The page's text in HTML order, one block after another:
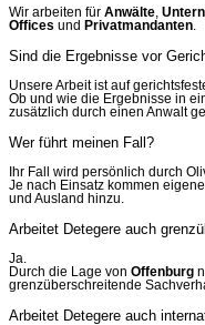
Wir arbeiten für Anwälte
Offices und Privatmandanten
Sind die Ergebnisse vor
Unsere Arbeit ist auf
Ob und wie die Ergebnisse in
zusätzlich durch einen Anwalt
Wer führt meinen Fall?
Ihr Fall wird persönlich durch
Je nach Einsatz kommen
und Ausland hinzu.
Arbeitet Detegere auch
Ja.
Durch die Lage von Offenburg
grenzüberschreitende
Arbeitet Detegere auch